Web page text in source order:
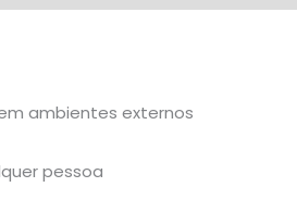
ambientes externos
pessoa